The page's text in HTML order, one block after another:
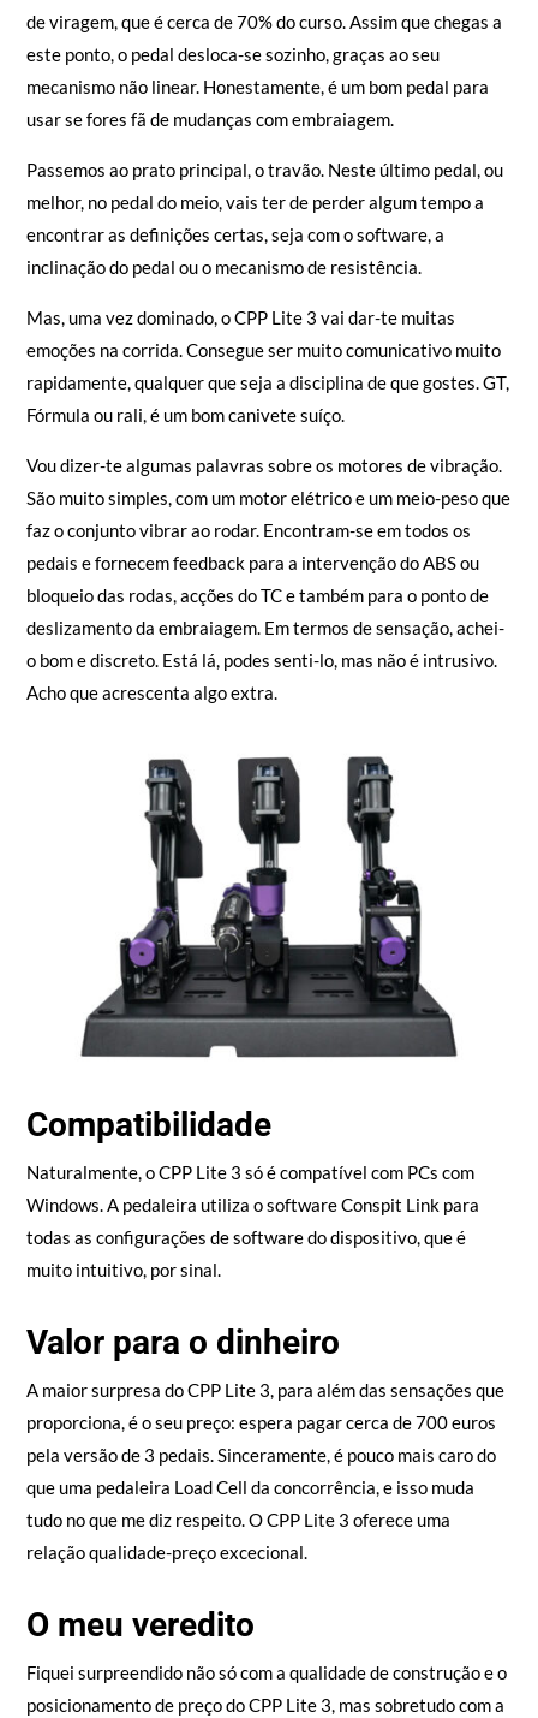
de viragem, que é cerca de 70% do curso. Assim que chegas a
este ponto, o pedal desloca-se sozinho, graças ao seu
mecanismo não linear. Honestamente, é um bom pedal para
usar se fores fã de mudanças com embraiagem.
Passemos ao prato principal, o travão. Neste último pedal, ou
melhor, no pedal do meio, vais ter de perder algum tempo a
encontrar as definições certas, seja com o software, a
inclinação do pedal ou o mecanismo de resistência.
Mas, uma vez dominado, o CPP Lite 3 vai dar-te muitas
emoções na corrida. Consegue ser muito comunicativo muito
rapidamente, qualquer que seja a disciplina de que gostes. GT,
Fórmula ou rali, é um bom canivete suíço.
Vou dizer-te algumas palavras sobre os motores de vibração.
São muito simples, com um motor elétrico e um meio-peso que
faz o conjunto vibrar ao rodar. Encontram-se em todos os
pedais e fornecem feedback para a intervenção do ABS ou
bloqueio das rodas, acções do TC e também para o ponto de
deslizamento da embraiagem. Em termos de sensação, achei-
o bom e discreto. Está lá, podes senti-lo, mas não é intrusivo.
Acho que acrescenta algo extra.
Compatibilidade
Naturalmente, o CPP Lite 3 só é compatível com PCs com
Windows. A pedaleira utiliza o software Conspit Link para
todas as configurações de software do dispositivo, que é
muito intuitivo, por sinal.
Valor para o dinheiro
A maior surpresa do CPP Lite 3, para além das sensações que
proporciona, é o seu preço: espera pagar cerca de 700 euros
pela versão de 3 pedais. Sinceramente, é pouco mais caro do
que uma pedaleira Load Cell da concorrência, e isso muda
tudo no que me diz respeito. O CPP Lite 3 oferece uma
relação qualidade-preço excecional.
O meu veredito
Fiquei surpreendido não só com a qualidade de construção e o
posicionamento de preço do CPP Lite 3, mas sobretudo com a